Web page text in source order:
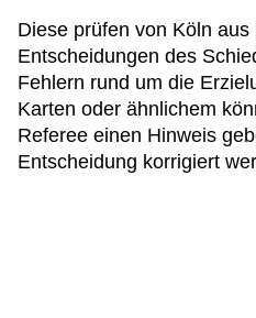
Diese prüfen von Köln
Entscheidungen des
Fehlern rund um die
Karten oder ähnlichem
Referee einen Hinweis
Entscheidung korrigiert